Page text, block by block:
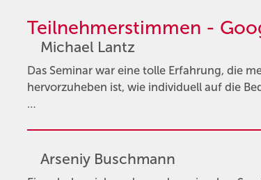
Teilnehmerstimmen -
Michael Lantz
Das Seminar war eine tolle Erfahrung, die
hervorzuheben ist, wie individuell auf die
…
Arseniy Buschmann